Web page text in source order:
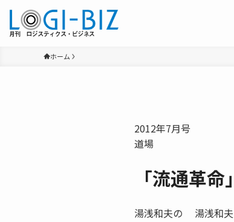
ホーム
2012年7月号
道場
「流通革
湯浅和夫の 湯浅和